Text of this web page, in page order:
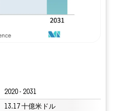
2020 - 2031
13.17 十億米ドル